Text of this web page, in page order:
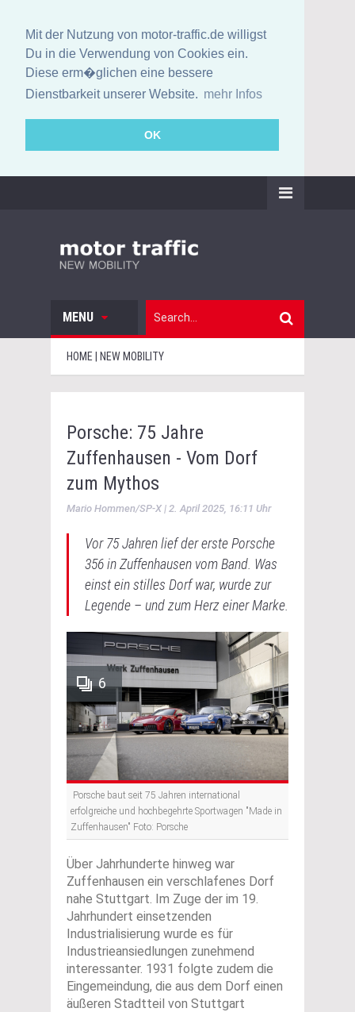
Mit der Nutzung von motor-traffic.de willigst
Du in die Verwendung von Cookies ein.
Diese erm�glichen eine bessere
Dienstbarkeit unserer Website. mehr Infos
OK
MENU
HOME | NEW MOBILITY
Porsche: 75 Jahre
Zuffenhausen - Vom Dorf
zum Mythos
Mario Hommen/SP-X | 2. April 2025, 16:11 Uhr
Vor 75 Jahren lief der erste Porsche
356 in Zuffenhausen vom Band. Was
einst ein stilles Dorf war, wurde zur
Legende – und zum Herz einer Marke.
6
Porsche baut seit 75 Jahren international
erfolgreiche und hochbegehrte Sportwagen "Made in
Zuffenhausen" Foto: Porsche
Über Jahrhunderte hinweg war
Zuffenhausen ein verschlafenes Dorf
nahe Stuttgart. Im Zuge der im 19.
Jahrhundert einsetzenden
Industrialisierung wurde es für
Industrieansiedlungen zunehmend
interessanter. 1931 folgte zudem die
Eingemeindung, die aus dem Dorf einen
äußeren Stadtteil von Stuttgart